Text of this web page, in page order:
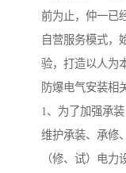
前为止，仲一已
自营服务模式，
验，打造以人为
防爆电气安装相
1、为了加强承
维护承装、承修
（修、试）电